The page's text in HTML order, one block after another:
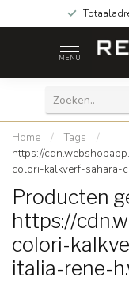
MENU
Home / Tags
/
https://
colori-kalkverf-sahara-
Producten
https://
colori-
italia-rene-